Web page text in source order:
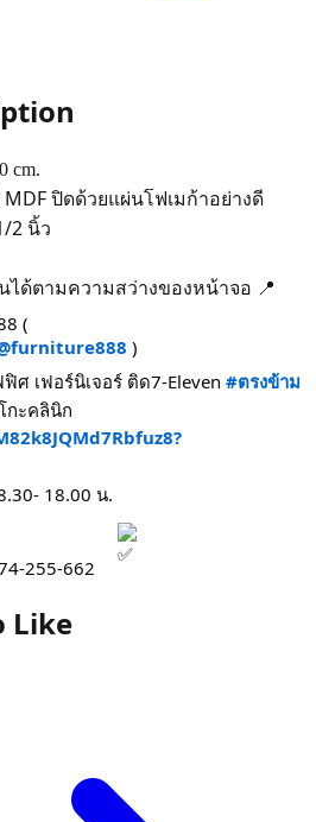
cm.
ปิดด้วยแผ่นโฟเมก้าอย่างดี
2 นิ้ว
ได้ตามความสว่างของหน้าจอ 📍
(
)
ศ เฟอร์นิเจอร์ ติด7-Eleven #ตรงข้าม
กะคลินิก
18.00 น.
255-662
Like